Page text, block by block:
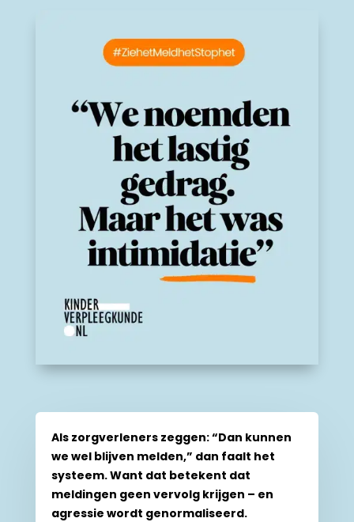
Als zorgverleners zeggen: “Dan kunnen
we wel blijven melden,” dan faalt het
systeem. Want dat betekent dat
meldingen geen vervolg krijgen – en
agressie wordt genormaliseerd.